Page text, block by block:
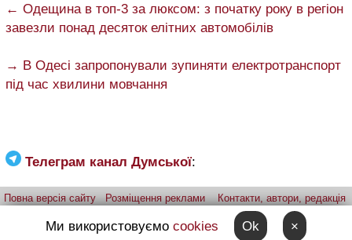
← Одещина в топ-3 за люксом: з початку року в регіон
завезли понад десяток елітних автомобілів
→ В Одесі запропонували зупиняти електротранспорт
під час хвилини мовчання
Телеграм канал Думської:
Повна версія сайту Розміщення реклами
Контакти, автори, редакція
Android
Надіслати фото через telegram
Patreon
Ми використовуємо cookies Ok ×